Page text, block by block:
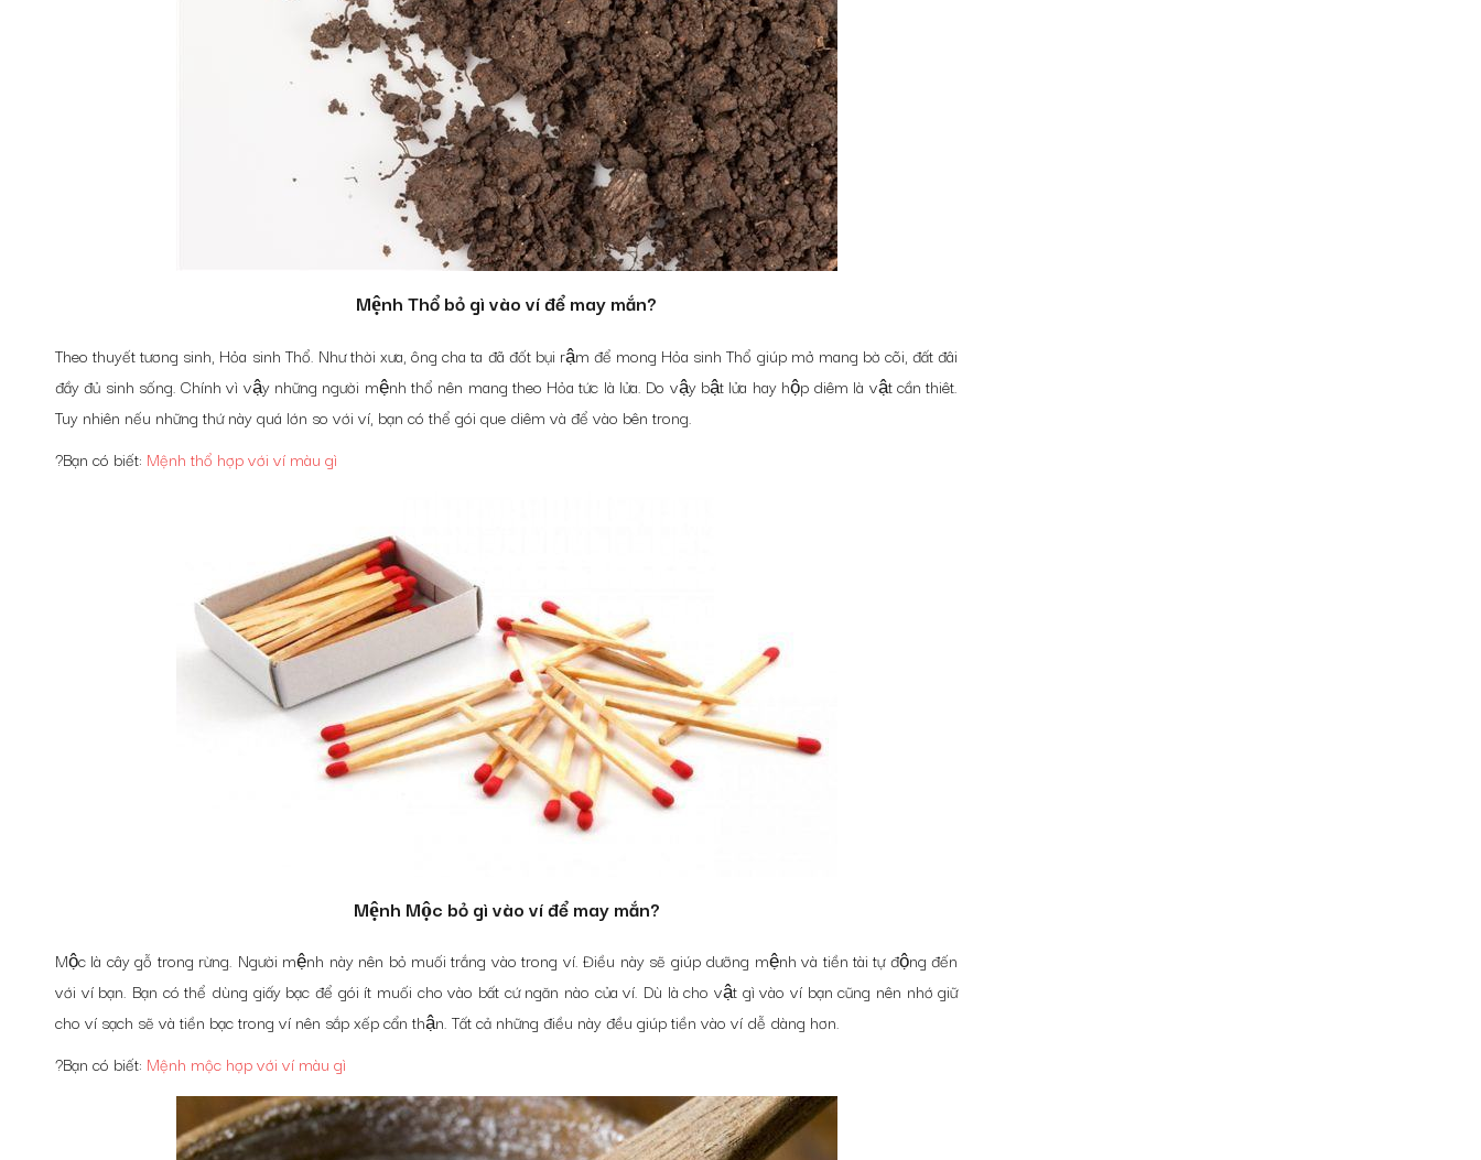
Mệnh Thổ bỏ gì vào ví để may mắn?
Theo thuyết tương sinh, Hỏa sinh Thổ. Như thời xưa, ông cha ta đã đốt bụi rậm để mong Hỏa sinh Thổ giúp mở mang bờ cõi, đất đâi
đầy đủ sinh sống. Chính vì vậy những người mệnh thổ nên mang theo Hỏa tức là lửa. Do vậy bật lửa hay hộp diêm là vật cần thiêt.
Tuy nhiên nếu những thứ này quá lớn so với ví, bạn có thể gói que diêm và để vào bên trong.
?Bạn có biết: Mệnh thổ hợp với ví màu gì
Mệnh Mộc bỏ gì vào ví để may mắn?
Mộc là cây gỗ trong rừng. Người mệnh này nên bỏ muối trắng vào trong ví. Điều này sẽ giúp dưỡng mệnh và tiền tài tự động đến
với ví bạn. Bạn có thể dùng giấy bạc để gói ít muối cho vào bất cứ ngăn nào của ví. Dù là cho vật gì vào ví bạn cũng nên nhớ giữ
cho ví sạch sẽ và tiền bạc trong ví nên sắp xếp cẩn thận. Tất cả những điều này đều giúp tiền vào ví dễ dàng hơn.
?Bạn có biết: Mệnh mộc hợp với ví màu gì